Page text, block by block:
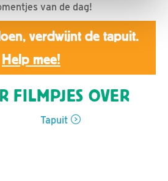
van de dag!
verdwijnt de tapuit.
Help mee!
FILMPJES OVER
Tapuit